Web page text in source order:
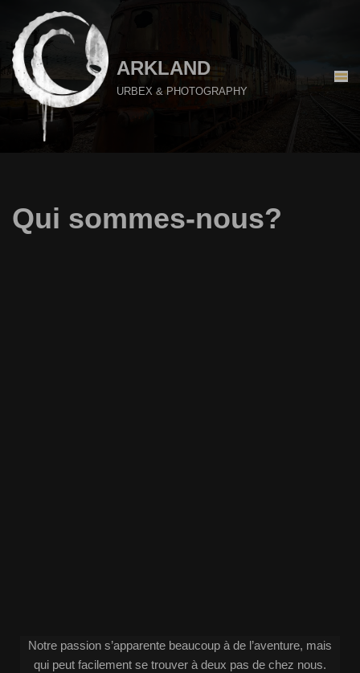
Aller
au
contenu
ARKLAND
URBEX & PHOTOGRAPHY
Qui sommes-nous?
Notre passion s’apparente beaucoup à de l’aventure, mais
qui peut facilement se trouver à deux pas de chez nous.